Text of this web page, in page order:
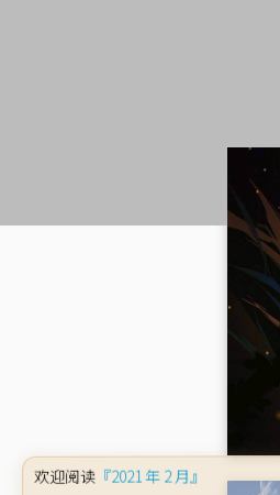
欢迎阅读 『2021 年 2 月』